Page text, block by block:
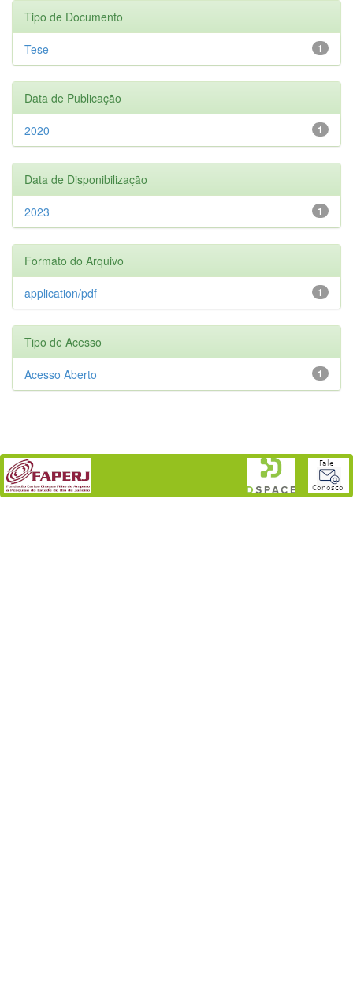
Tipo de Documento
1
Tese
Data de Publicação
1
2020
Data de Disponibilização
1
2023
Formato do Arquivo
1
application/pdf
Tipo de Acesso
1
Acesso Aberto